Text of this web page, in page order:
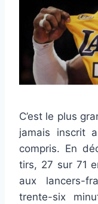
C’est le plus
jamais inscrit
compris. En
tirs, 27 sur 71
aux lancers-
trente-six